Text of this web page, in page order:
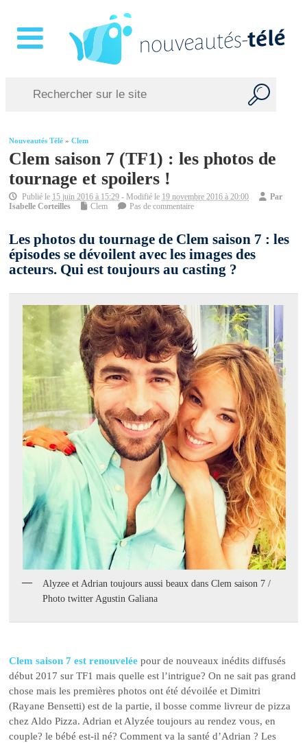
Nouveautés Télé »Clem
Clem saison 7 (TF1) : les photos de
tournage et spoilers !
Publié le 15 juin 2016 à 15:29 - Modifié le 19 novembre 2016 à 20:00
Par
Isabelle Corteilles
Clem Pas de commentaire
Les photos du tournage de Clem saison 7 : les
épisodes se dévoilent avec les images des
acteurs. Qui est toujours au casting ?
Alyzee et Adrian toujours aussi beaux dans Clem saison 7 /
Photo twitter Agustin Galiana
Clem saison 7 est renouvelée pour de nouveaux inédits diffusés
début 2017 sur TF1 mais quelle est l’intrigue? On ne sait pas grand
chose mais les premières photos ont été dévoilée et Dimitri
(Rayane Bensetti) est de la partie, il bosse comme livreur de pizza
chez Aldo Pizza. Adrian et Alyzée toujours au rendez vous, en
couple? le bébé est-il né? Comment va la santé d’Adrian ? Les